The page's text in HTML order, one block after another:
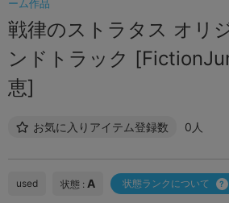
ーム作品
戦律のストラタス オリ
ンドトラック
恵]
お気に入りアイテム登録数 0人
used 状態 : A 状態ランクについて